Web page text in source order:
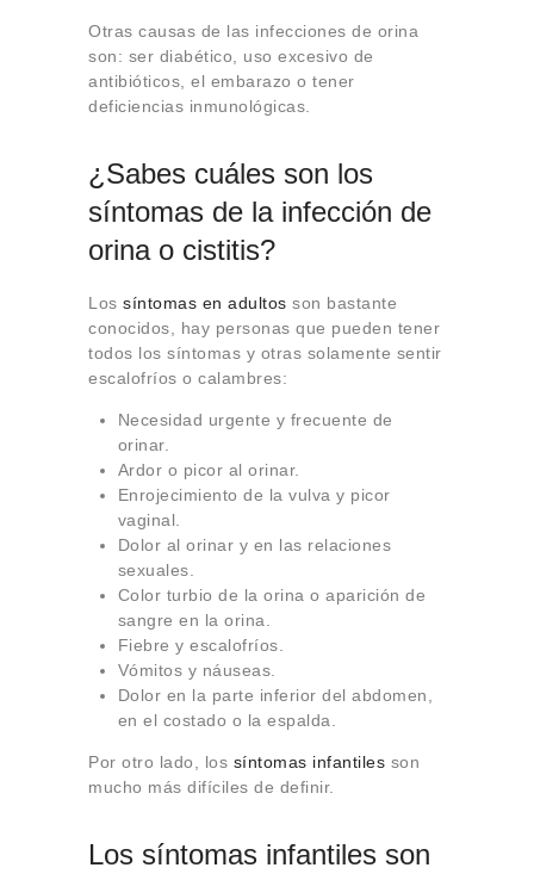
Otras causas de las infecciones de orina
son: ser diabético, uso excesivo de
antibióticos, el embarazo o tener
deficiencias inmunológicas.
¿Sabes cuáles son los
síntomas de la infección de
orina o cistitis?
Los síntomas en adultos son bastante
conocidos, hay personas que pueden tener
todos los síntomas y otras solamente sentir
escalofríos o calambres:
Necesidad urgente y frecuente de
orinar.
Ardor o picor al orinar.
Enrojecimiento de la vulva y picor
vaginal.
Dolor al orinar y en las relaciones
sexuales.
Color turbio de la orina o aparición de
sangre en la orina.
Fiebre y escalofríos.
Vómitos y náuseas.
Dolor en la parte inferior del abdomen,
en el costado o la espalda.
Por otro lado, los síntomas infantiles son
mucho más difíciles de definir.
Los síntomas infantiles son